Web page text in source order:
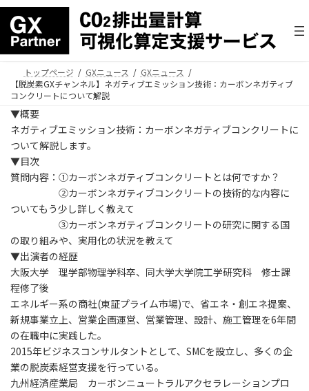
トップページ GXニュース
GXニュース
【脱炭素GXチャンネル】ネガティブエミッション技術：カーボンネガティブ
コンクリートについて解説
▼概要
ネガティブエミッション技術：カーボンネガティブコンクリートに
ついて解説します。
▼目次
質問内容：①カーボンネガティブコンクリートとは何ですか？
②カーボンネガティブコンクリートの技術的な内容に
ついてもう少し詳しく教えて
③カーボンネガティブコンクリートの研究に関する国
の取り組みや、実用化の状況を教えて
▼出演者の経歴
大阪大学 理学部物理学科卒、同大学大学院工学研究科 修士課
程修了後
エネルギー系の商社(東証プライム市場)で、省エネ・創エネ提案、
新規事業立上、営業企画運営、営業管理、設計、施工管理を6年間
の在職中に実践した。
2015年ビジネスコンサルタントとして、SMCを設立し、多くの企
業の脱炭素経営支援を行っている。
九州経済産業局 カーボンニュートラルアクセラレーションプロ